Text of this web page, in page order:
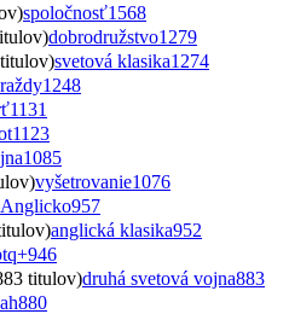
spoločnosť1568
dobrodružstvo1279
svetová klasika1274
1248
1131
1123
1085
vyšetrovanie1076
Anglicko957
anglická klasika952
946
titulov)druhá svetová vojna883
880